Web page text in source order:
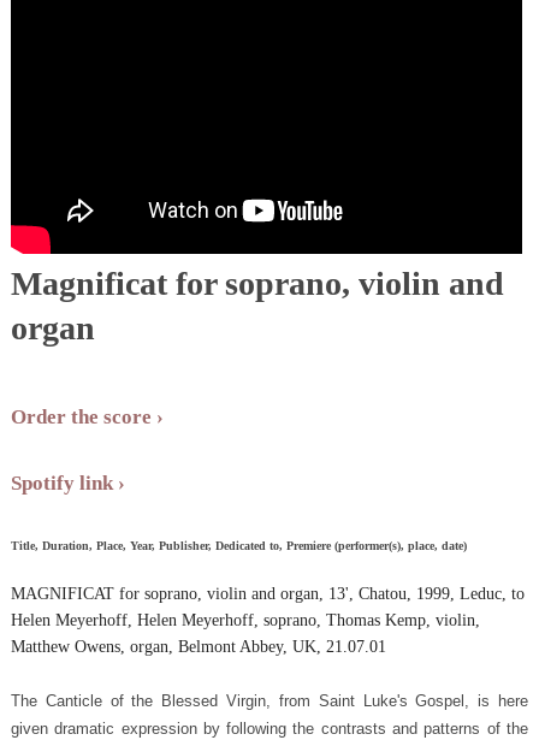
Magnificat for soprano, violin and
organ
Order the score
Spotify link
Title, Duration, Place, Year, Publisher, Dedicated to, Premiere (performer(s), place, date)
MAGNIFICAT for soprano, violin and organ, 13', Chatou, 1999, Leduc, to
Helen Meyerhoff, Helen Meyerhoff, soprano, Thomas Kemp, violin,
Matthew Owens, organ, Belmont Abbey, UK, 21.07.01
The Canticle of the Blessed Virgin, from Saint Luke's Gospel, is here
given dramatic expression by following the contrasts and patterns of the